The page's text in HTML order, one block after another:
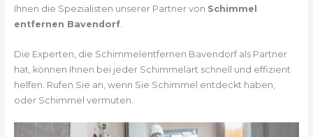
Ihnen die Spezialisten unserer Partner von Schimmel
entfernen Bavendorf.
Die Experten, die Schimmelentfernen Bavendorf als Partner
hat, können Ihnen bei jeder Schimmelart schnell und effizient
helfen. Rufen Sie an, wenn Sie Schimmel entdeckt haben,
oder Schimmel vermuten.